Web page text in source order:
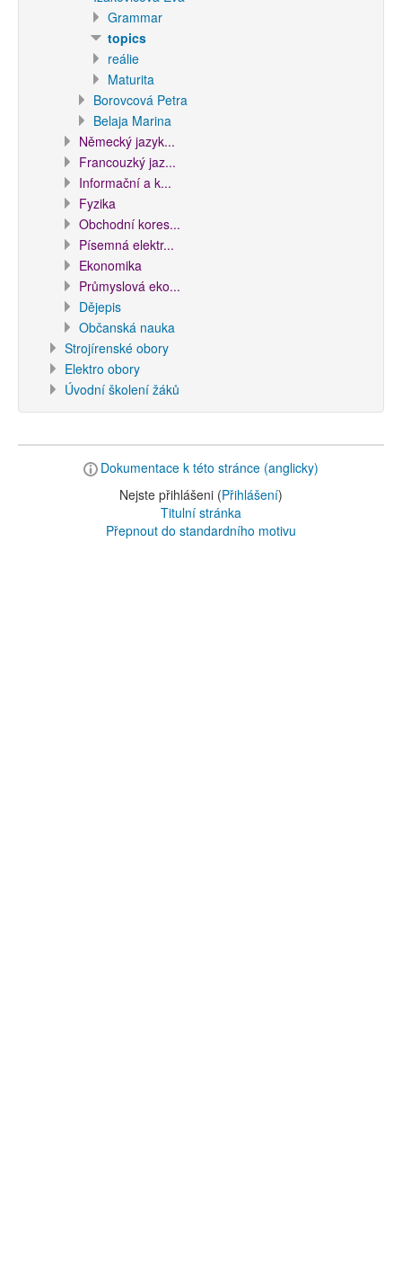
Grammar
topics
reálie
Maturita
Borovcová Petra
Belaja Marina
Německý jazyk...
Francouzký jaz...
Informační a k...
Fyzika
Obchodní kores...
Písemná elektr...
Ekonomika
Průmyslová eko...
Dějepis
Občanská nauka
Strojírenské obory
Elektro obory
Úvodní školení žáků
Dokumentace k této stránce (anglicky)
Nejste přihlášeni (Přihlášení)
Titulní stránka
Přepnout do standardního motivu